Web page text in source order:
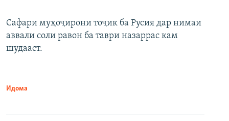
Сафари муҳоҷирони тоҷик ба Русия дар нимаи
аввали соли равон ба таври назаррас кам
шудааст.
Идома